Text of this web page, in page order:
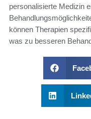
personalisierte Medizin
können Therapien
was zu besseren